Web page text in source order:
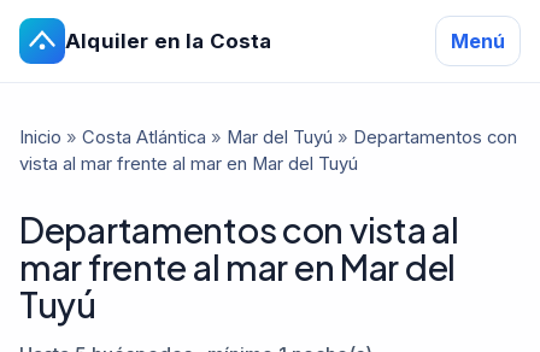
Alquiler en la Costa Menú
Inicio » Costa Atlántica » Mar del Tuyú » Departamentos con
vista al mar frente al mar en Mar del Tuyú
Departamentos con vista al
mar frente al mar en Mar del
Tuyú